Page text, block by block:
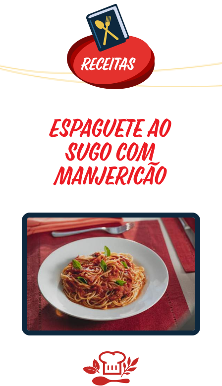
Espaguete ao
Sugo com
Manjericão